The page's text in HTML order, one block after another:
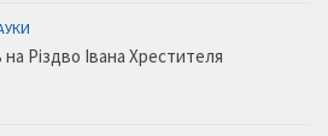
Різдво Івана Хрестителя